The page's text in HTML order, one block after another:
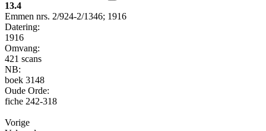
13.4
Emmen nrs. 2/924-2/1346; 1916
Datering:
1916
Omvang:
421 scans
NB:
boek 3148
Oude Orde:
fiche 242-318
Vorige